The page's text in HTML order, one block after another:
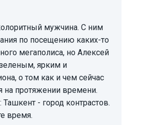
по посещению каких-то
мегаполиса, но Алексей
ярким и
о том как и чем сейчас
на протяжении времени.
- город контрастов.
время.